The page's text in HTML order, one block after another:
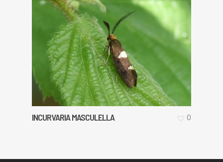
INCURVARIA MASCULELLA 0